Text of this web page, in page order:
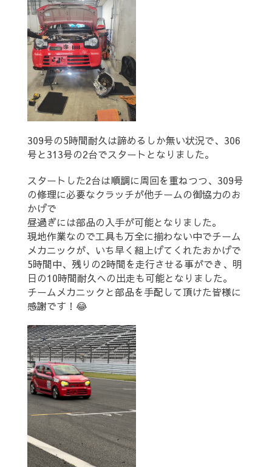
309号の5時間耐久は諦めるしか無い状況で、306
号と313号の2台でスタートとなりました。
スタートした2台は順調に周回を重ねつつ、309号
の修理に必要なクラッチが他チームの御協力のお
かげで
昼過ぎには部品の入手が可能となりました。
現地作業なので工具も万全に揃わない中でチーム
メカニックが、いち早く組上げてくれたおかげで
5時間中、残りの2時間を走行させる事ができ、明
日の10時間耐久への出走も可能となりました。
チームメカニックと部品を手配して頂けた皆様に
感謝です！😂